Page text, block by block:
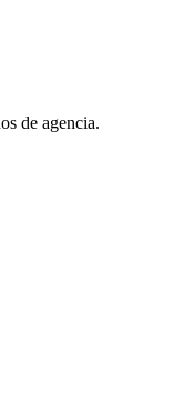
de agencia.